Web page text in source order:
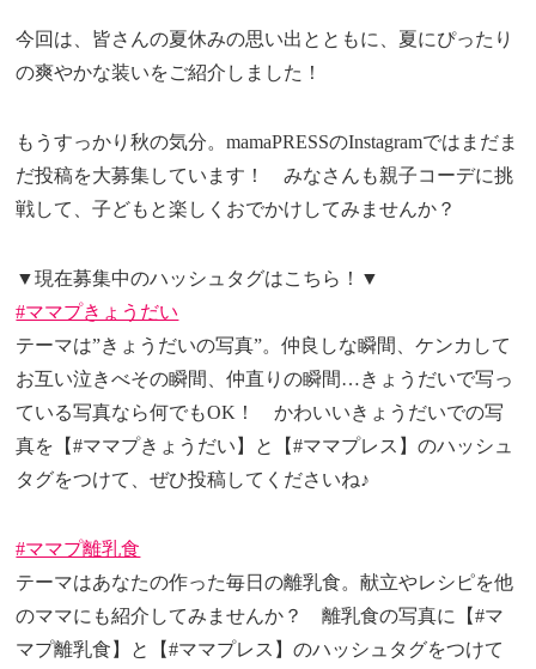
今回は、皆さんの夏休みの思い出とともに、夏にぴったり
の爽やかな装いをご紹介しました！
もうすっかり秋の気分。mamaPRESSのInstagramではまだま
だ投稿を大募集しています！ みなさんも親子コーデに挑
戦して、子どもと楽しくおでかけしてみませんか？
▼現在募集中のハッシュタグはこちら！▼
#ママプきょうだい
テーマは”きょうだいの写真”。仲良しな瞬間、ケンカして
お互い泣きべその瞬間、仲直りの瞬間…きょうだいで写っ
ている写真なら何でもOK！ かわいいきょうだいでの写
真を【#ママプきょうだい】と【#ママプレス】のハッシュ
タグをつけて、ぜひ投稿してくださいね♪
#ママプ離乳食
テーマはあなたの作った毎日の離乳食。献立やレシピを他
のママにも紹介してみませんか？ 離乳食の写真に【#マ
マプ離乳食】と【#ママプレス】のハッシュタグをつけて